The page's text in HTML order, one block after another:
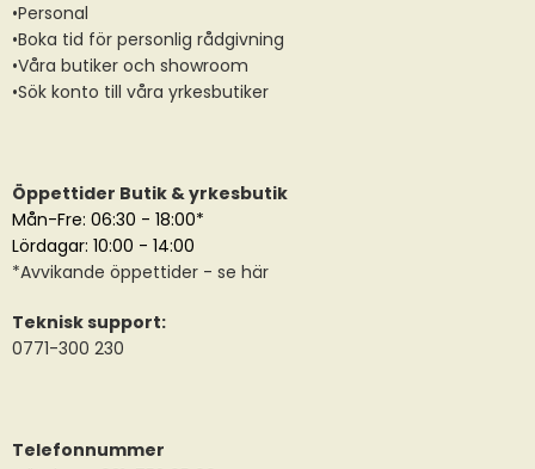
•Personal
•Boka tid för personlig rådgivning
•Våra butiker och showroom
•Sök konto till våra yrkesbutiker
Öppettider Butik & yrkesbutik
Mån-Fre: 06:30 - 18:00*
Lördagar: 10:00 - 14:00
*Avvikande öppettider - se här
Teknisk support:
0771-300 230
Telefonnummer